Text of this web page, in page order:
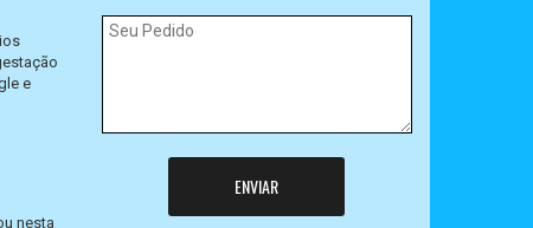
e
nesta
ENVIAR